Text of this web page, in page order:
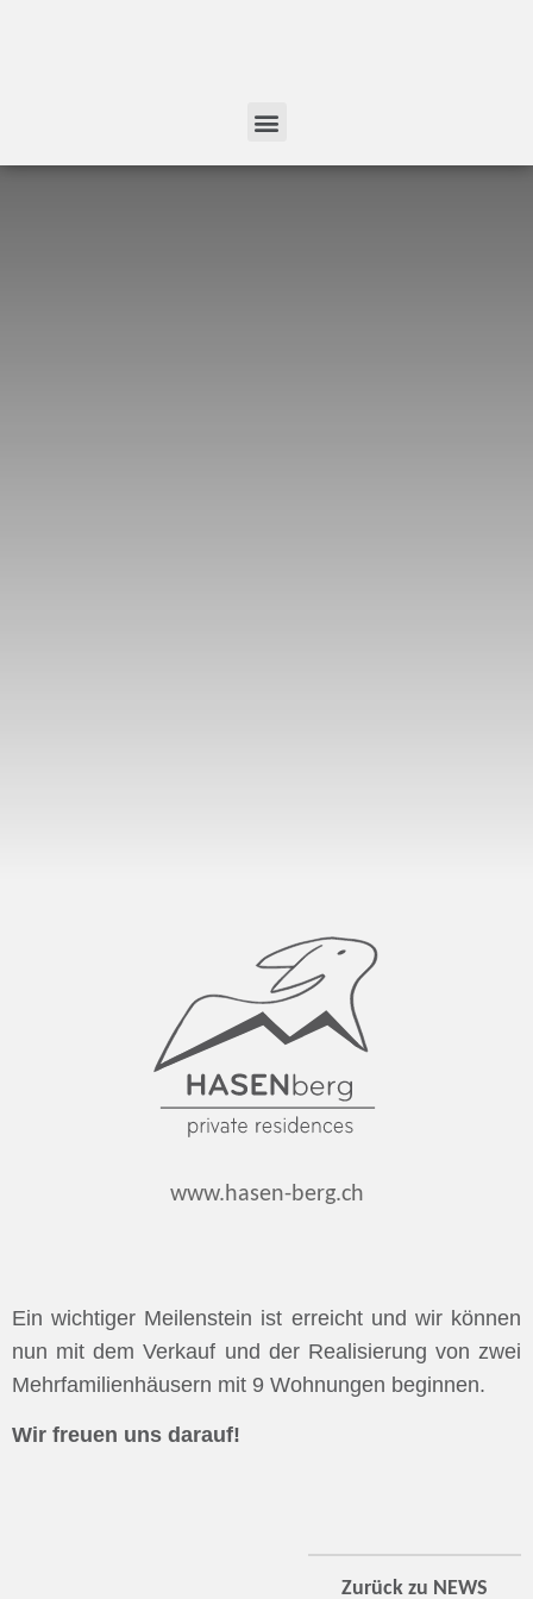
www.hasen-berg.ch
Ein wichtiger Meilenstein ist erreicht und wir können
nun mit dem Verkauf und der Realisierung von zwei
Mehrfamilienhäusern mit 9 Wohnungen beginnen.
Wir freuen uns darauf!
Zurück zu NEWS